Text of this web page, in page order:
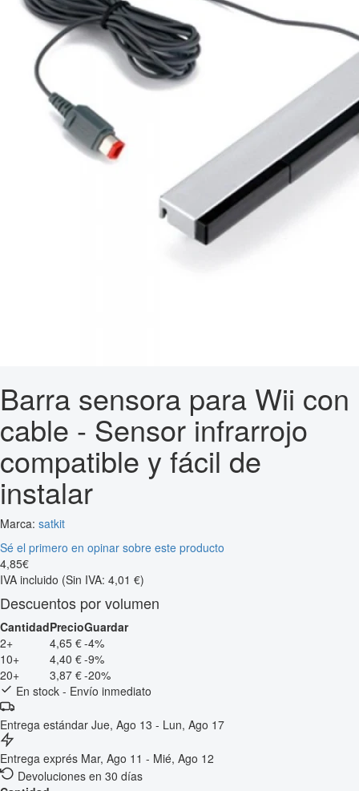
Barra sensora para Wii con
cable - Sensor infrarrojo
compatible y fácil de
instalar
Marca: satkit
Sé el primero en opinar sobre este producto
4,85€
IVA incluido (Sin IVA: 4,01 €)
Descuentos por volumen
CantidadPrecioGuardar
2+
4,65 €-4%
10+
4,40 €-9%
20+
3,87 €-20%
En stock - Envío inmediato
Entrega estándar Jue, Ago 13 - Lun, Ago 17
Entrega exprés Mar, Ago 11 - Mié, Ago 12
Devoluciones en 30 días